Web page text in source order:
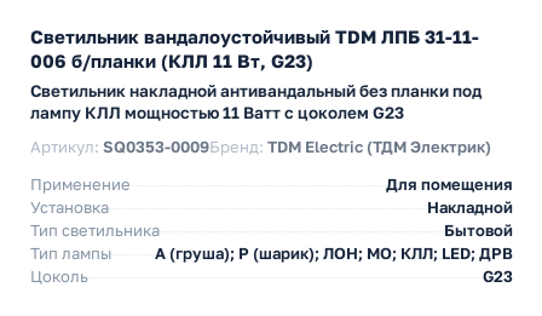
Светильник вандалоустойчивый TDM ЛПБ 31-11-
006 б/планки (КЛЛ 11 Вт, G23)
Светильник накладной антивандальный без планки под
лампу КЛЛ мощностью 11 Ватт с цоколем G23
Артикул: SQ0353-0009Бренд: TDM Electric (ТДМ Электрик)
Применение
Для помещения
Установка
Накладной
Тип светильника
Бытовой
Тип лампы
A (груша); P (шарик); ЛОН; МО; КЛЛ; LED; ДРВ
Цоколь
G23